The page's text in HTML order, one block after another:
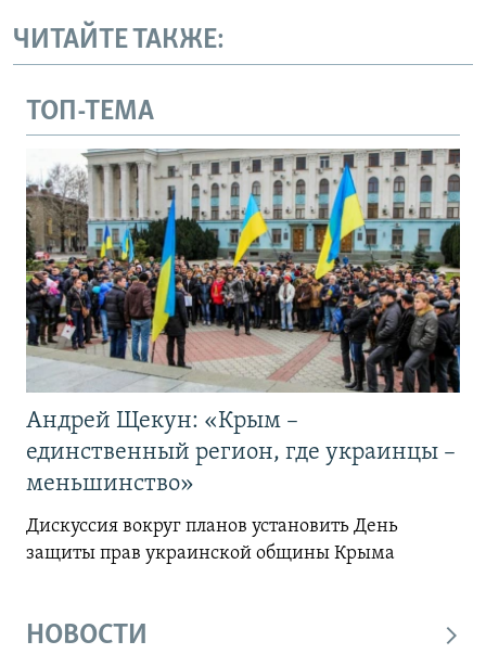
ЧИТАЙТЕ ТАКЖЕ:
ТОП-ТЕМА
Андрей Щекун: «Крым –
единственный регион, где украинцы –
меньшинство»
Дискуссия вокруг планов установить День
защиты прав украинской общины Крыма
НОВОСТИ